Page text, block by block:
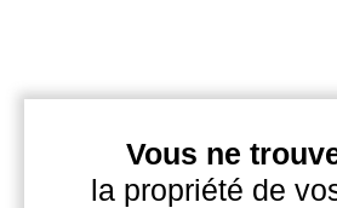
Vous ne
la propriété de